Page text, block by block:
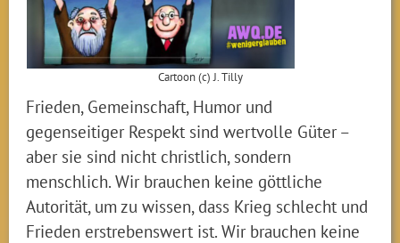
Cartoon (c) J. Tilly
Frieden, Gemeinschaft, Humor und
gegenseitiger Respekt sind wertvolle Güter –
aber sie sind nicht christlich, sondern
menschlich. Wir brauchen keine göttliche
Autorität, um zu wissen, dass Krieg schlecht und
Frieden erstrebenswert ist. Wir brauchen keine